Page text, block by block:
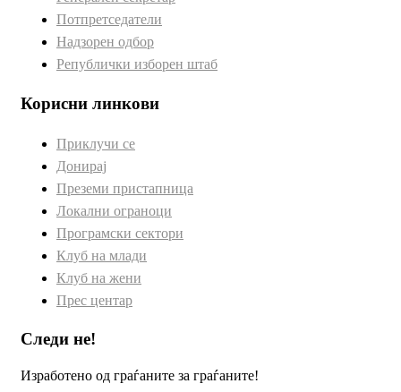
Потпретседатели
Надзорен одбор
Републички изборен штаб
Корисни линкови
Приклучи се
Донирај
Преземи пристапница
Локални ограноци
Програмски сектори
Клуб на млади
Клуб на жени
Прес центар
Следи не!
Изработено од граѓаните за граѓаните!